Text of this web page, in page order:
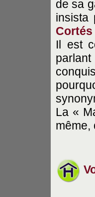
de sa
insista
Cortés
Il est
La «
même,